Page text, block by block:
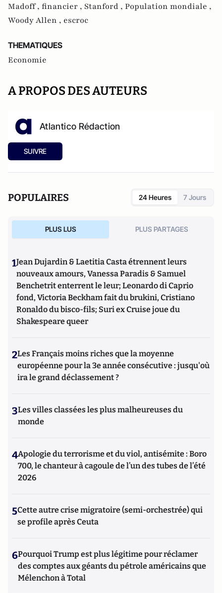
Madoff , financier , Stanford , Population mondiale ,
Woody Allen , escroc
THEMATIQUES
Economie
A PROPOS DES AUTEURS
Atlantico Rédaction
SUIVRE
POPULAIRES 24 Heures 7 Jours
PLUS LUS PLUS PARTAGES
1Jean Dujardin & Laetitia Casta étrennent leurs
nouveaux amours, Vanessa Paradis & Samuel
Benchetrit enterrent le leur; Leonardo di Caprio
fond, Victoria Beckham fait du brukini, Cristiano
Ronaldo du bisco-fils; Suri ex Cruise joue du
Shakespeare queer
2Les Français moins riches que la moyenne
européenne pour la 3e année consécutive : jusqu'où
ira le grand déclassement ?
3Les villes classées les plus malheureuses du
monde
4Apologie du terrorisme et du viol, antisémite : Boro
700, le chanteur à cagoule de l’un des tubes de l’été
2026
5Cette autre crise migratoire (semi-orchestrée) qui
se profile après Ceuta
6Pourquoi Trump est plus légitime pour réclamer
des comptes aux géants du pétrole américains que
Mélenchon à Total